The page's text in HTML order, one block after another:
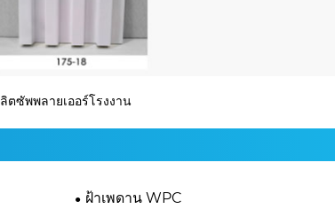
ตซัพพลายเออร์โรงงาน
ฝ้าเพดาน WPC